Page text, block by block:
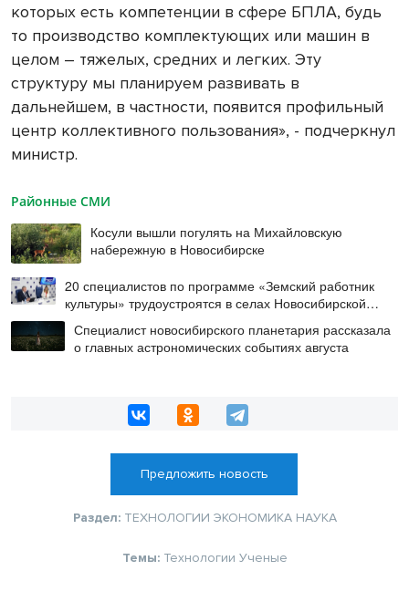
которых есть компетенции в сфере БПЛА, будь
то производство комплектующих или машин в
целом – тяжелых, средних и легких. Эту
структуру мы планируем развивать в
дальнейшем, в частности, появится профильный
центр коллективного пользования», - подчеркнул
министр.
Районные СМИ
Косули вышли погулять на Михайловскую
набережную в Новосибирске
20 специалистов по программе «Земский работник
культуры» трудоустроятся в селах Новосибирской
Специалист новосибирского планетария рассказала
о главных астрономических событиях августа
Предложить новость
Раздел: ТЕХНОЛОГИИ ЭКОНОМИКА НАУКА
Темы: Технологии Ученые